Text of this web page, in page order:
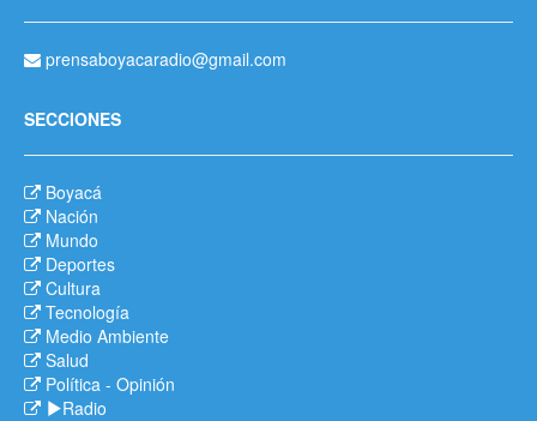
prensaboyacaradio@gmail.com
SECCIONES
Boyacá
Nación
Mundo
Deportes
Cultura
Tecnología
Medio Ambiente
Salud
Política - Opinión
Radio